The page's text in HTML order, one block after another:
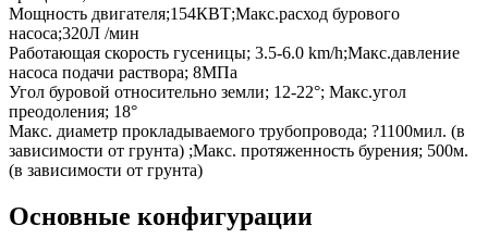
Мощность двигателя;154КВТ;Макс.расход бурового
насоса;320Л /мин
Работающая скорость гусеницы; 3.5-6.0 km/h;Макс.давление
насоса подачи раствора; 8МПа
Угол буровой относительно земли; 12-22°; Макс.угол
преодоления; 18°
Макс. диаметр прокладываемого трубопровода; ?1100мил. (в
зависимости от грунта) ;Макс. протяженность бурения; 500м.
(в зависимости от грунта)
Основные конфигурации